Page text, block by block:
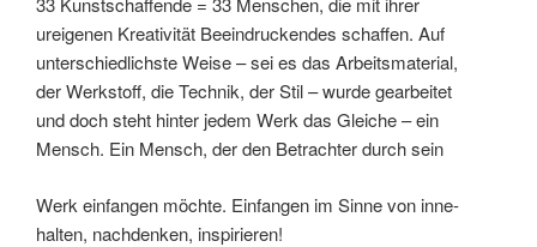
ureigenen Kreativität Beeindruckendes schaffen. Auf
unterschiedlichste Weise – sei es das Arbeitsmaterial,
der Werkstoff, die Technik, der Stil – wurde gearbeitet
und doch steht hinter jedem Werk das Gleiche – ein
Mensch. Ein Mensch, der den Betrachter durch sein
Werk einfangen möchte. Einfangen im Sinne von inne-
halten, nachdenken, inspirieren!